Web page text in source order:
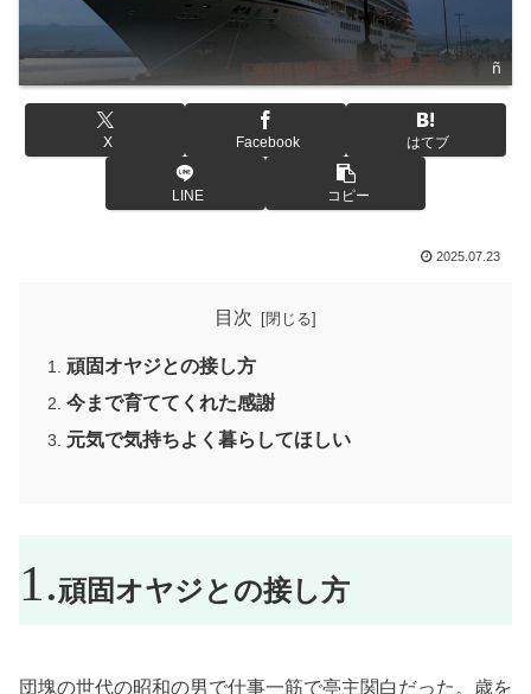
ñ
X Facebook はてブ
LINE コピー
2025.07.23
目次
頑固オヤジとの接し方
今まで育ててくれた感謝
元気で気持ちよく暮らしてほしい
頑固オヤジとの接し方
団塊の世代の昭和の男で仕事一筋で亭主関白だった。歳を